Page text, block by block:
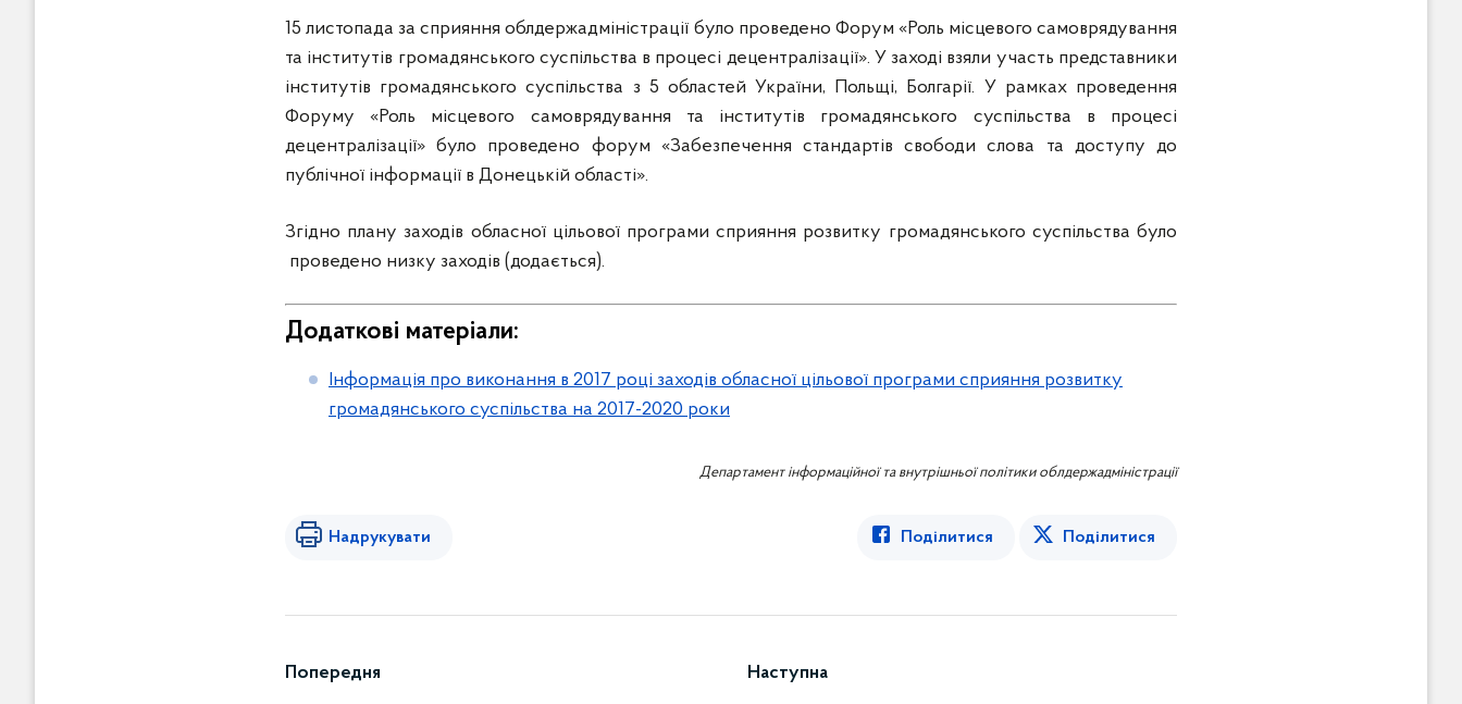
15 листопада за сприяння облдержадміністрації було проведено Форум «Роль місцевого самоврядування
та інститутів громадянського суспільства в процесі децентралізації». У заході взяли участь представники
інститутів громадянського суспільства з 5 областей України, Польщі, Болгарії. У рамках проведення
Форуму «Роль місцевого самоврядування та інститутів громадянського суспільства в процесі
децентралізації» було проведено форум «Забезпечення стандартів свободи слова та доступу до
публічної інформації в Донецькій області».
Згідно плану заходів обласної цільової програми сприяння розвитку громадянського суспільства було
проведено низку заходів (додається).
Додаткові матеріали:
Інформація про виконання в 2017 році заходів обласної цільової програми сприяння розвитку
громадянського суспільства на 2017-2020 роки
Департамент інформаційної та внутрішньої політики облдержадміністрації
Надрукувати Поділитися Поділитися
Попередня Наступна